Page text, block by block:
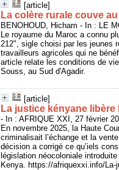
[article]
La colère rurale couve
BENOHOUD, Hicham - In : LE
Le royaume du Maroc a connu
212", sigle choisi par les jeunes
travailleurs agricoles qui ne
article relate les conditions de
Souss, au Sud d'Agadir.
[article]
La justice kényane
- In : AFRIQUE XXI, 27 février
En novembre 2025, la Haute
criminalisait l’échange et la
décision a corrigé ce qu’iels
législation néocoloniale
Kenya. https://afriquexxi.info/